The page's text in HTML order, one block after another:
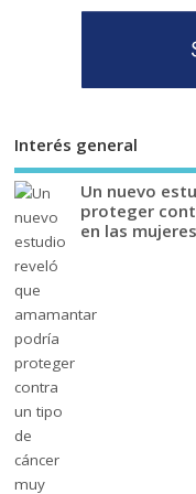
Interés general
Un nuevo
proteger
en las mujeres